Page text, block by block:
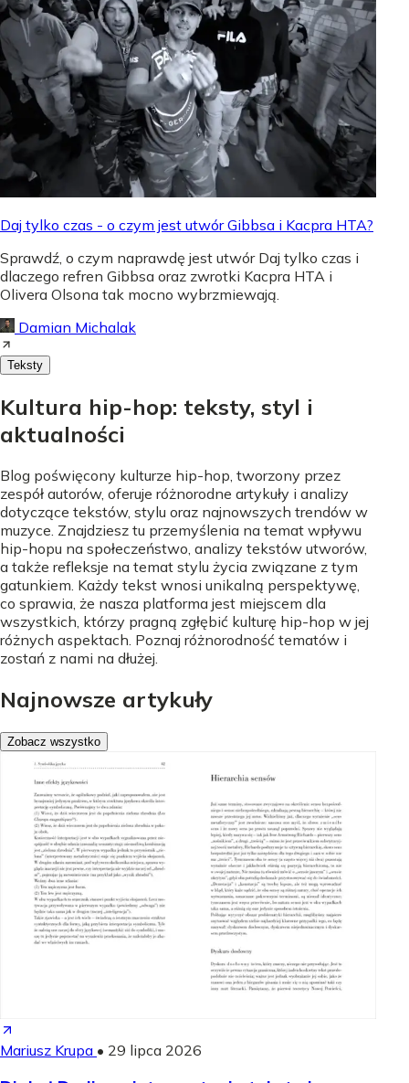
Daj tylko czas - o czym jest utwór Gibbsa i Kacpra HTA?
Sprawdź, o czym naprawdę jest utwór Daj tylko czas i
dlaczego refren Gibbsa oraz zwrotki Kacpra HTA i
Olivera Olsona tak mocno wybrzmiewają.
Damian Michalak
Teksty
Kultura hip-hop: teksty, styl i
aktualności
Blog poświęcony kulturze hip-hop, tworzony przez
zespół autorów, oferuje różnorodne artykuły i analizy
dotyczące tekstów, stylu oraz najnowszych trendów w
muzyce. Znajdziesz tu przemyślenia na temat wpływu
hip-hopu na społeczeństwo, analizy tekstów utworów,
a także refleksje na temat stylu życia związane z tym
gatunkiem. Każdy tekst wnosi unikalną perspektywę,
co sprawia, że nasza platforma jest miejscem dla
wszystkich, którzy pragną zgłębić kulturę hip-hop w jej
różnych aspektach. Poznaj różnorodność tematów i
zostań z nami na dłużej.
Najnowsze artykuły
Zobacz wszystko
Mariusz Krupa • 29 lipca 2026